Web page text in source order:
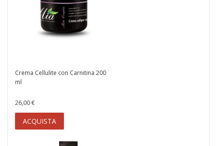
Crema Cellulite con Carnitina 200
ml
26,00 €
ACQUISTA